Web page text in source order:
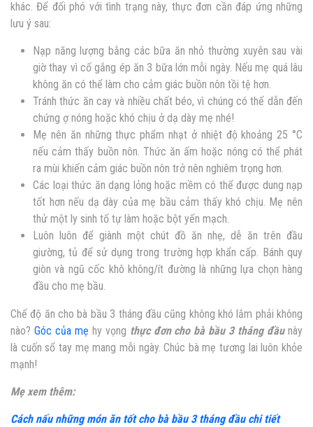
khác. Để đối phó với tình trạng này, thực đơn cần đáp ứng những
lưu ý sau:
Nạp năng lượng bằng các bữa ăn nhỏ thường xuyên sau vài
giờ thay vì cố gắng ép ăn 3 bữa lớn mỗi ngày. Nếu mẹ quá lâu
không ăn có thể làm cho cảm giác buồn nôn tồi tệ hơn.
Tránh thức ăn cay và nhiều chất béo, vì chúng có thể dẫn đến
chứng ợ nóng hoặc khó chịu ở dạ dày mẹ nhé!
Mẹ nên ăn những thực phẩm nhạt ở nhiệt độ khoảng 25 °C
nếu cảm thấy buồn nôn. Thức ăn ấm hoặc nóng có thể phát
ra mùi khiến cảm giác buồn nôn trở nên nghiêm trọng hơn.
Các loại thức ăn dạng lỏng hoặc mềm có thể được dung nạp
tốt hơn nếu dạ dày của mẹ bầu cảm thấy khó chịu. Mẹ nên
thử một ly sinh tố tự làm hoặc bột yến mạch.
Luôn luôn để giành một chút đồ ăn nhẹ, dễ ăn trên đầu
giường, tủ để sử dụng trong trường hợp khẩn cấp. Bánh quy
giòn và ngũ cốc khô không/ít đường là những lựa chọn hàng
đầu cho mẹ bầu.
Chế độ ăn cho bà bầu 3 tháng đầu cũng không khó lắm phải không
nào? Góc của mẹ hy vọng thực đơn cho bà bầu 3 tháng đầunày
là cuốn sổ tay mẹ mang mỗi ngày. Chúc bà mẹ tương lai luôn khỏe
mạnh!
Mẹ xem thêm:
Cách nấu những món ăn tốt cho bà bầu 3 tháng đầu chi tiết